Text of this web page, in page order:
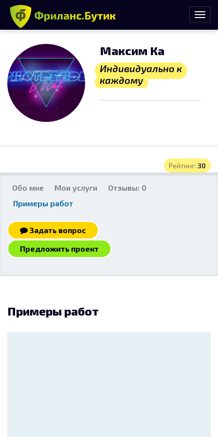
Максим Ка
Индивидуально к
каждому
Рейтинг: 30
Обо мне Мои услуги
Отзывы: 0
Примеры работ
Задать вопрос
Предложить проект
Примеры работ